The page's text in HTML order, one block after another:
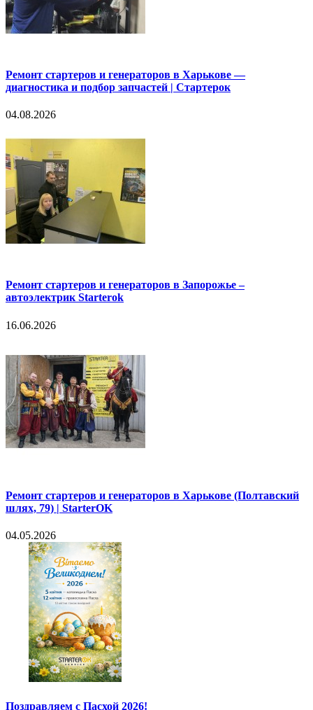
Ремонт стартеров и генераторов в Харькове —
диагностика и подбор запчастей | Стартерок
04.08.2026
Ремонт стартеров и генераторов в Запорожье –
автоэлектрик Starterok
16.06.2026
Ремонт стартеров и генераторов в Харькове (Полтавский
шлях, 79) | StarterOK
04.05.2026
Поздравляем с Пасхой 2026!